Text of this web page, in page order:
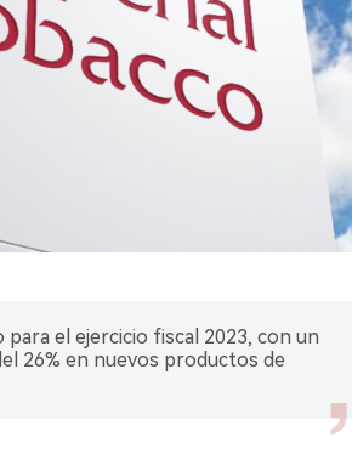
el ejercicio fiscal 2023, con un
26% en nuevos productos de